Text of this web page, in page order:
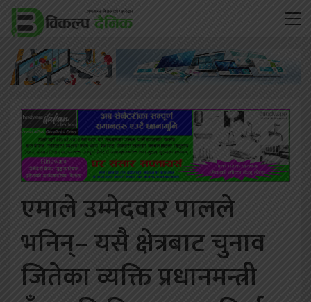
एमाले उम्मेदवार पालले
भनिन्– यसै क्षेत्रबाट चुनाव
जितेका व्यक्ति प्रधानमन्त्री